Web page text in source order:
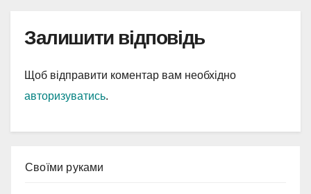
Залишити відповідь
Щоб відправити коментар вам необхідно
авторизуватись.
Cвоїми руками